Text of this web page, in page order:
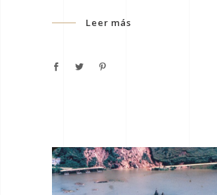
Leer más